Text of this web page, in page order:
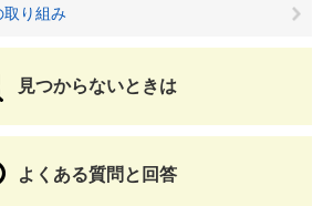
り組み
見つからないときは
よくある質問と回答